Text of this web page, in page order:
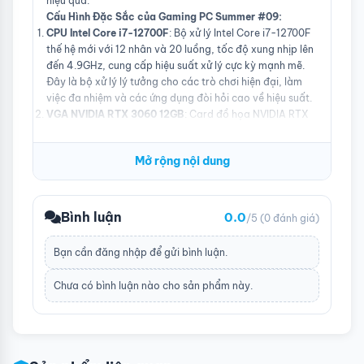
Cấu Hình Đặc Sắc của Gaming PC Summer #09:
CPU Intel Core i7-12700F: Bộ xử lý Intel Core i7-12700F
thế hệ mới với 12 nhân và 20 luồng, tốc độ xung nhịp lên
đến 4.9GHz, cung cấp hiệu suất xử lý cực kỳ mạnh mẽ.
Đây là bộ xử lý lý tưởng cho các trò chơi hiện đại, làm
việc đa nhiệm và các ứng dụng đòi hỏi cao về hiệu suất.
VGA NVIDIA RTX 3060 12GB: Card đồ họa NVIDIA RTX
trợ công nghệ Ray Tracing và DLSS giúp nâng cao chất
lượng hình ảnh và tốc độ khung hình, đem đến trải
nghiệm chơi game chân thực và sống động.
Mainboard Asrock B660M
: Bo mạch chủ Asrock B660M
cung cấp nền tảng vững chắc với hỗ trợ cho các tính
năng tiên tiến như PCIe 4.0, nhiều cổng kết nối, và khả
năng mở rộng linh hoạt. Đây là lựa chọn tuyệt vời để xây
dựng một hệ thống chơi game ổn định và nâng cấp dễ
dàng.
không gặp phải tình trạng giật lag. Bộ nhớ này giúp cải
Mở rộng nội dung
Bình luận 0.0/5 (0 đánh giá)
Bạn cần đăng nhập để gửi bình luận.
Chưa có bình luận nào cho sản phẩm này.